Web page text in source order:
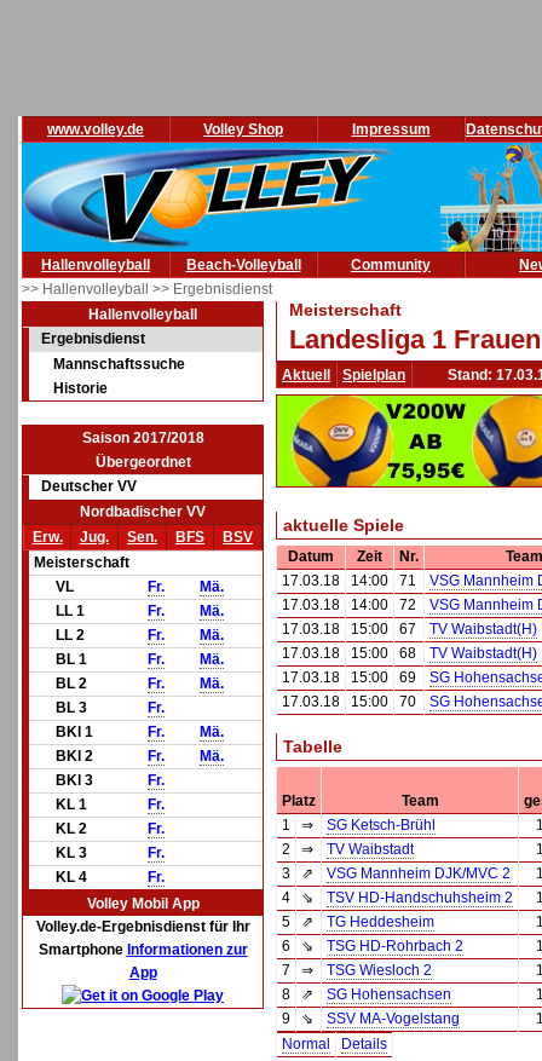
www.volley.de Volley Shop Impressum
Hallenvolleyball Beach-Volleyball Community
>> Hallenvolleyball >> Ergebnisdienst
Hallenvolleyball
Ergebnisdienst
Mannschaftssuche
Historie
Saison 2017/2018
Übergeordnet
Deutscher VV
Nordbadischer VV
Erw.
Jug. Sen. BFS
BSV
Meisterschaft
VL
Fr.
Mä.
LL 1
Fr.
Mä.
LL 2
Fr.
Mä.
BL 1
Fr.
Mä.
BL 2
Fr.
Mä.
BL 3
Fr.
BKl 1
Fr.
Mä.
BKl 2
Fr.
Mä.
BKl 3
Fr.
KL 1
Fr.
KL 2
Fr.
KL 3
Fr.
KL 4
Fr.
Volley Mobil App
Volley.de-Ergebnisdienst für Ihr
Smartphone Informationen zur
App
Meisterschaft
Landesliga 1
Aktuell Spielplan Stand:
aktuelle Spiele
Datum Zeit Nr.
17.03.18
14:00 71
VSG Mannheim
17.03.18
14:00 72
VSG Mannheim
17.03.18
15:00 67
TV Waibstadt(H)
17.03.18
15:00 68
TV Waibstadt(H)
17.03.18
15:00 69
SG
17.03.18
15:00 70 SG
Tabelle
Platz Team
1
⇒ SG Ketsch-Brühl
2
⇒ TV Waibstadt
3
⇗ VSG Mannheim DJK/MVC 2
4
⇘ TSV HD-Handschuhsheim 2
5
⇗ TG Heddesheim
6
⇘ TSG HD-Rohrbach 2
7
⇒ TSG Wiesloch 2
8
⇗ SG Hohensachsen
9
⇘ SSV MA-Vogelstang
Normal
Details